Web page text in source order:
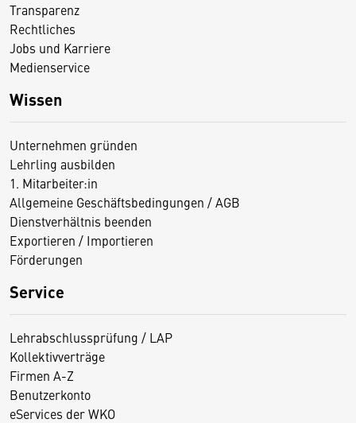
Transparenz
Rechtliches
Jobs und Karriere
Medienservice
Wissen
Unternehmen gründen
Lehrling ausbilden
1. Mitarbeiter:in
Allgemeine Geschäftsbedingungen / AGB
Dienstverhältnis beenden
Exportieren / Importieren
Förderungen
Service
Lehrabschlussprüfung / LAP
Kollektivverträge
Firmen A-Z
Benutzerkonto
eServices der WKO